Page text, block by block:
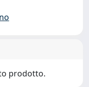
prodotto.